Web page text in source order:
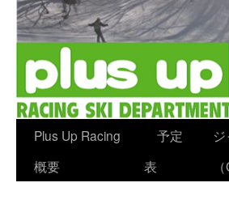
ン
Plus Up Racing
概要
予定
表